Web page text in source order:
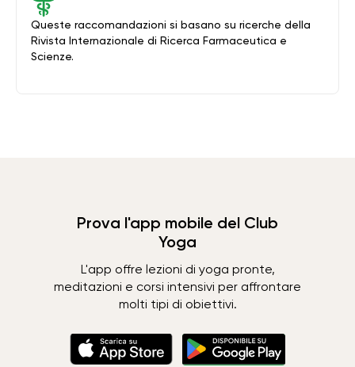
Queste raccomandazioni si basano su ricerche della
Rivista Internazionale di Ricerca Farmaceutica e
Scienze.
Prova l'app mobile del Club
Yoga
L'app offre lezioni di yoga pronte,
meditazioni e corsi intensivi per affrontare
molti tipi di obiettivi.